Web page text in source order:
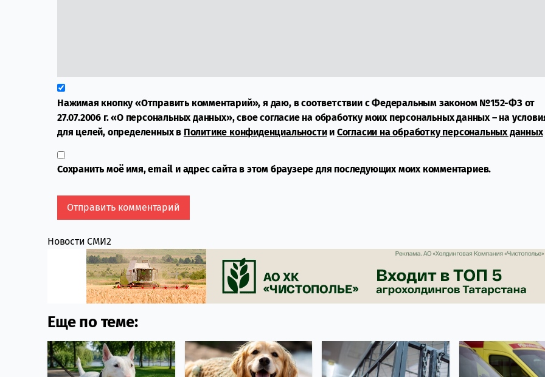
Нажимая кнопку «Отправить комментарий», я даю, в соответствии с Федеральным законом №152-ФЗ от
27.07.2006 г. «О персональных данных», свое согласие на обработку моих персональных данных – на
для целей, определенных в Политике конфиденциальностии Согласии на обработку персональных данных
Сохранить моё имя, email и адрес сайта в этом браузере для последующих моих комментариев.
Новости СМИ2
Еще по теме: